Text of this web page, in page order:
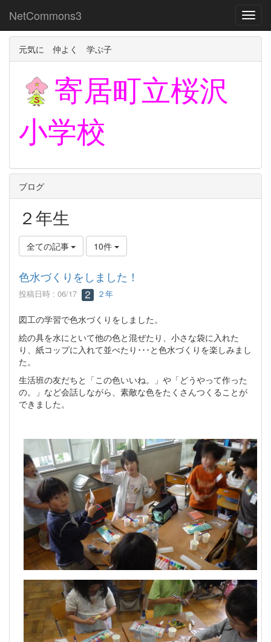
NetCommons3
元気に 仲よく 学ぶ子
寄居町立桜沢
小学校
ブログ
２年生
全ての記事 10件
色水づくりをしました！
投稿日時 : 06/17 ２年
図工の学習で色水づくりをしました。
絵の具を水にといて他の色と混ぜたり、小さな袋に入れた
り、紙コップに入れて並べたり･･･と色水づくりを楽しみまし
た。
生活班の友だちと「この色いいね。」や「どうやって作った
の。」など会話しながら、素敵な色をたくさんつくることが
できました。